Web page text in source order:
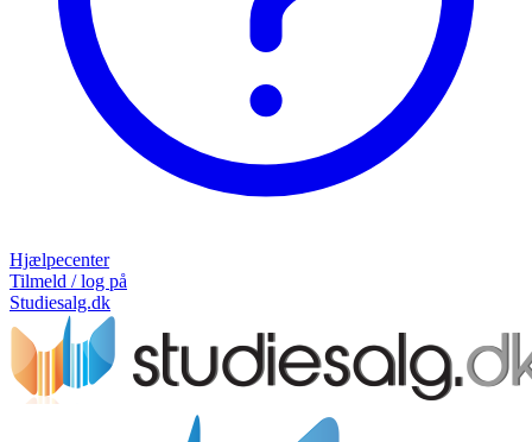
Hjælpecenter
Tilmeld / log på
Studiesalg.dk